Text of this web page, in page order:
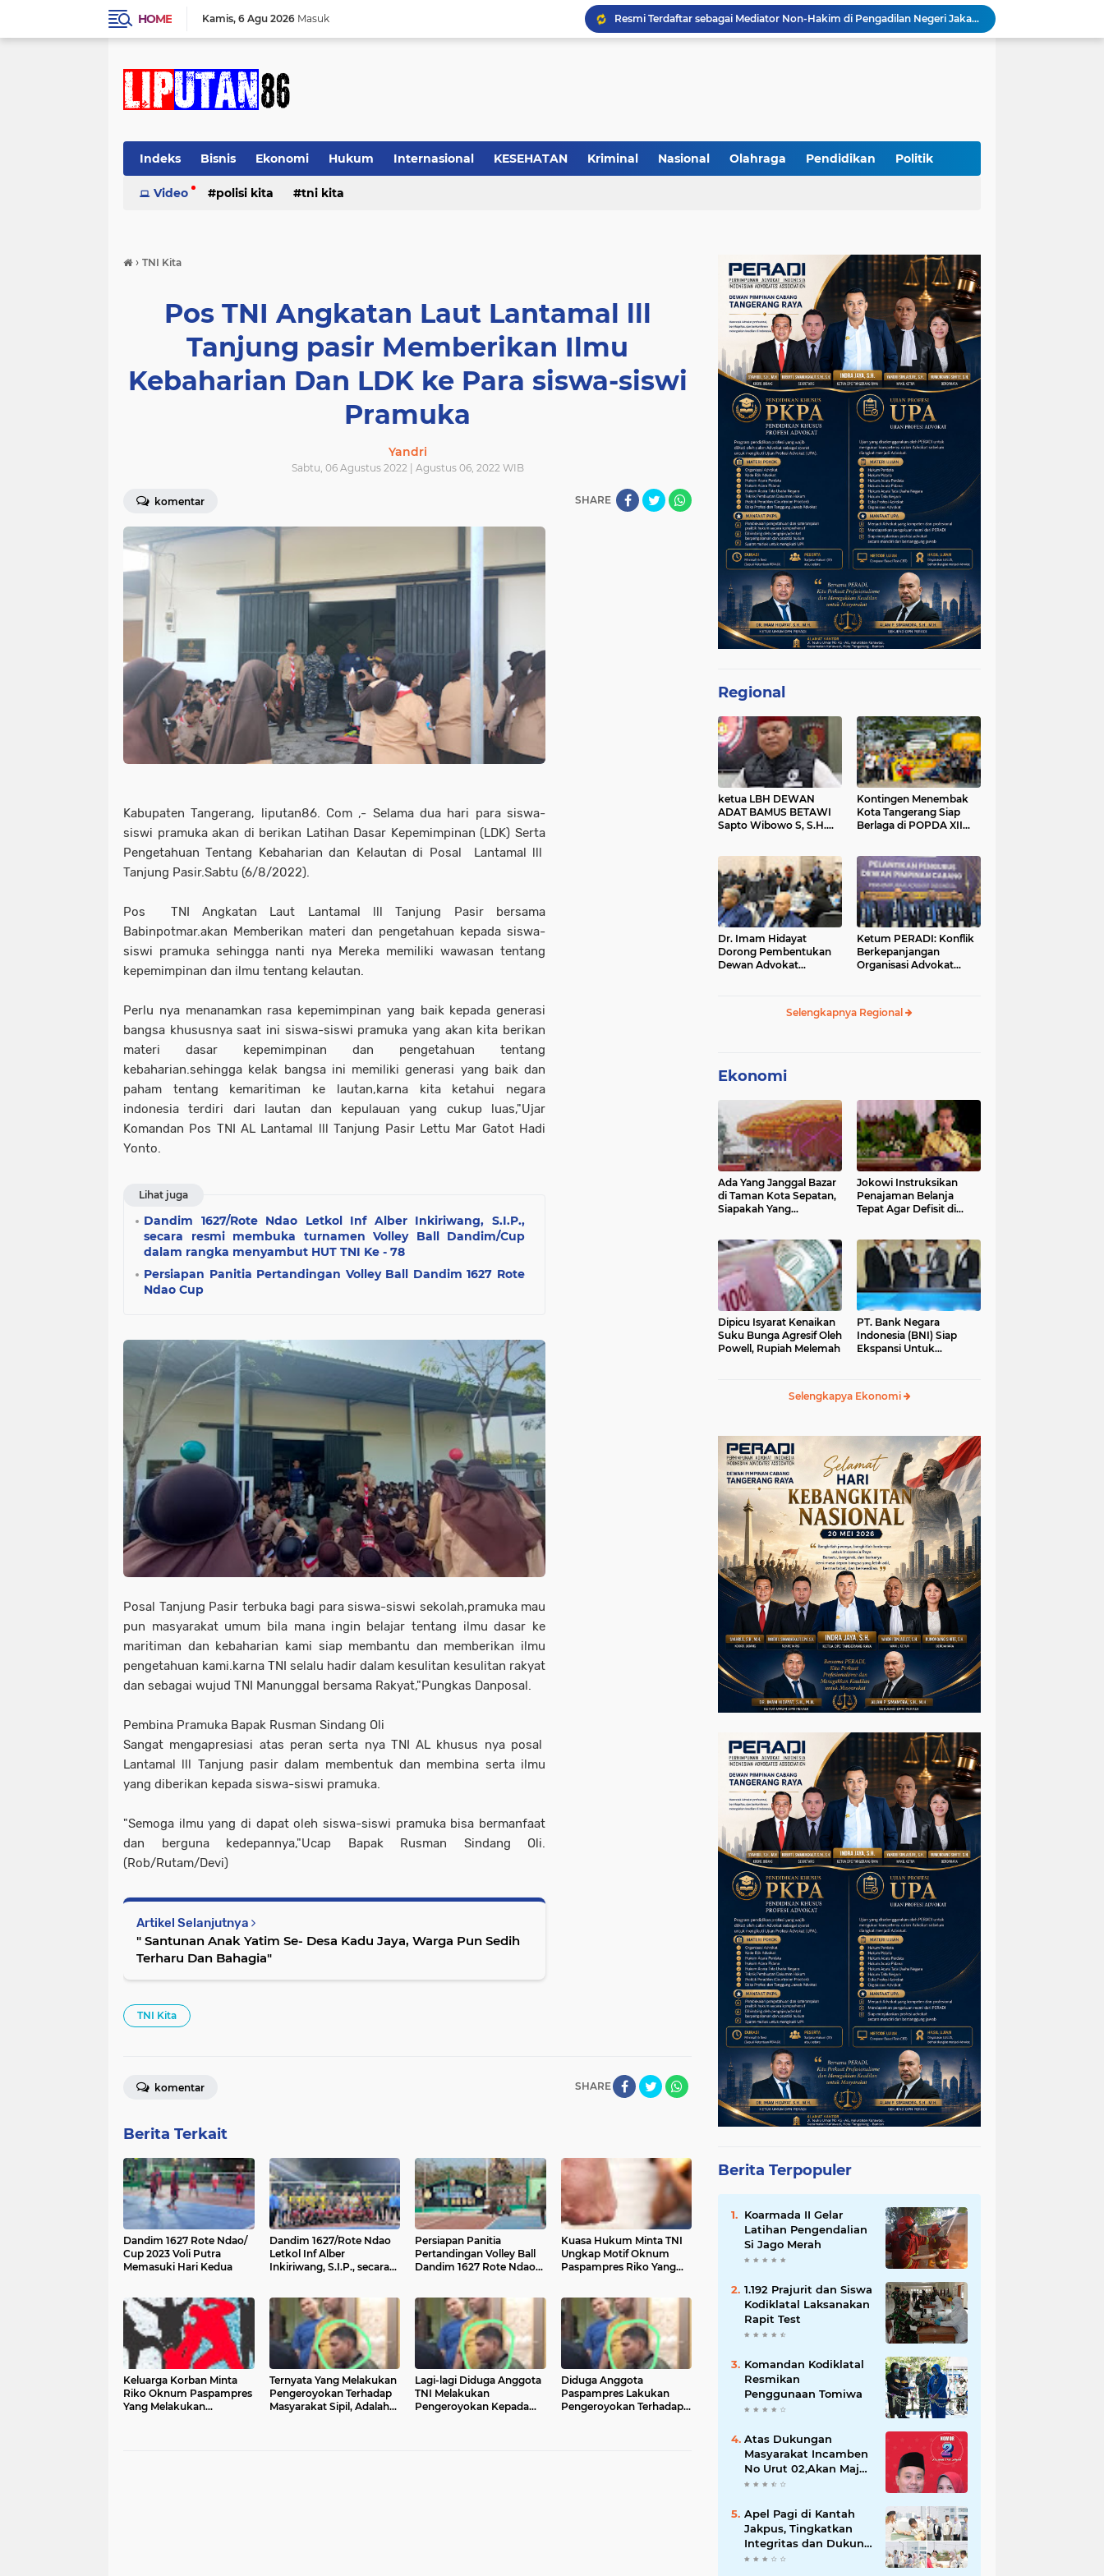
HOME Kamis 6 Agu 2026 Masuk
Resmi Terdaftar sebagai Mediator Non-Hakim di Pengadilan Negeri Jakarta Selatan, Yandri, S.H. Siap Mengedepankan Keadilan Melalui Jalur Perdamaian
Yandri SH Kawal APDESI di Gugatan PSN PIK 2, Tegaskan Komitmen pada Supremasi Hukum
ketua LBH DEWAN ADAT BAMUS BETAWI Sapto Wibowo S, S.H. Jalih Pitoeng Salah Alamat Mengenai Statement di Media
Indeks Bisnis Ekonomi Hukum Internasional KESEHATAN Kriminal Nasional Olahraga Pendidikan Politik
Video polisi kita tni kita
› TNI Kita
Pos TNI Angkatan Laut Lantamal lll
Tanjung pasir Memberikan Ilmu
Kebaharian Dan LDK ke Para siswa-siswi
Pramuka
Yandri
Sabtu, 06 Agustus 2022 | Agustus 06, 2022 WIB
komentar SHARE
Kabupaten Tangerang, liputan86. Com ,- Selama dua hari para siswa-
siswi pramuka akan di berikan Latihan Dasar Kepemimpinan (LDK) Serta
Pengetahuan Tentang Kebaharian dan Kelautan di Posal Lantamal lll
Tanjung Pasir.Sabtu (6/8/2022).
Pos TNI Angkatan Laut Lantamal lll Tanjung Pasir bersama
Babinpotmar.akan Memberikan materi dan pengetahuan kepada siswa-
siswi pramuka sehingga nanti nya Mereka memiliki wawasan tentang
kepemimpinan dan ilmu tentang kelautan.
Perlu nya menanamkan rasa kepemimpinan yang baik kepada generasi
bangsa khususnya saat ini siswa-siswi pramuka yang akan kita berikan
materi dasar kepemimpinan dan pengetahuan tentang
kebaharian.sehingga kelak bangsa ini memiliki generasi yang baik dan
paham tentang kemaritiman ke lautan,karna kita ketahui negara
indonesia terdiri dari lautan dan kepulauan yang cukup luas,"Ujar
Komandan Pos TNI AL Lantamal lll Tanjung Pasir Lettu Mar Gatot Hadi
Yonto.
Lihat juga
Dandim 1627/Rote Ndao Letkol Inf Alber Inkiriwang, S.I.P.,
secara resmi membuka turnamen Volley Ball Dandim/Cup
dalam rangka menyambut HUT TNI Ke - 78
Persiapan Panitia Pertandingan Volley Ball Dandim 1627 Rote
Ndao Cup
Posal Tanjung Pasir terbuka bagi para siswa-siswi sekolah,pramuka mau
pun masyarakat umum bila mana ingin belajar tentang ilmu dasar ke
maritiman dan kebaharian kami siap membantu dan memberikan ilmu
pengetahuan kami.karna TNI selalu hadir dalam kesulitan kesulitan rakyat
dan sebagai wujud TNI Manunggal bersama Rakyat,"Pungkas Danposal.
Pembina Pramuka Bapak Rusman Sindang Oli
Sangat mengapresiasi atas peran serta nya TNI AL khusus nya posal
Lantamal lll Tanjung pasir dalam membentuk dan membina serta ilmu
yang diberikan kepada siswa-siswi pramuka.
"Semoga ilmu yang di dapat oleh siswa-siswi pramuka bisa bermanfaat
dan berguna kedepannya,"Ucap Bapak Rusman Sindang Oli.
(Rob/Rutam/Devi)
Artikel Selanjutnya
" Santunan Anak Yatim Se- Desa Kadu Jaya, Warga Pun Sedih
Terharu Dan Bahagia"
TNI Kita
SHARE
komentar
Berita Terkait
Dandim 1627 Rote Ndao/
Cup 2023 Voli Putra
Memasuki Hari Kedua
Dandim 1627/Rote Ndao
Letkol Inf Alber
Inkiriwang, S.I.P., secara
Dandim/Cup dalam
rangka menyambut HUT
TNI Ke - 78
Persiapan Panitia
Pertandingan Volley Ball
Dandim 1627 Rote Ndao
Kuasa Hukum Minta TNI
Ungkap Motif Oknum
Paspampres Riko Yang
Jakarta Barat
Keluarga Korban Minta
Riko Oknum Paspampres
Yang Melakukan
Ternyata Yang Melakukan
Pengeroyokan Terhadap
Masyarakat Sipil, Adalah
Lagi-lagi Diduga Anggota
TNI Melakukan
Pengeroyokan Kepada
Diduga Anggota
Paspampres Lakukan
Pengeroyokan Terhadap
Regional
ketua LBH DEWAN
ADAT BAMUS BETAWI
Sapto Wibowo S, S.H.
Statement di Media
Kontingen Menembak
Kota Tangerang Siap
Berlaga di POPDA XII
Dr. Imam Hidayat
Dorong Pembentukan
Dewan Advokat
Ketum PERADI: Konflik
Berkepanjangan
Organisasi Advokat
Selengkapnya Regional
Ekonomi
Ada Yang Janggal Bazar
di Taman Kota Sepatan,
Siapakah Yang
Jokowi Instruksikan
Penajaman Belanja
Tepat Agar Defisit di
Dipicu Isyarat Kenaikan
Suku Bunga Agresif Oleh
Powell, Rupiah Melemah
PT. Bank Negara
Indonesia (BNI) Siap
Ekspansi Untuk
Selengkapya Ekonomi
Berita Terpopuler
Koarmada II Gelar
Latihan Pengendalian
Si Jago Merah
1.192 Prajurit dan Siswa
Kodiklatal Laksanakan
Rapit Test
Komandan Kodiklatal
Resmikan
Penggunaan Tomiwa
Atas Dukungan
Masyarakat Incamben
No Urut 02,Akan Maju
Untuk Memajukan
Apel Pagi di Kantah
Jakpus, Tingkatkan
Integritas dan Dukung
WBK